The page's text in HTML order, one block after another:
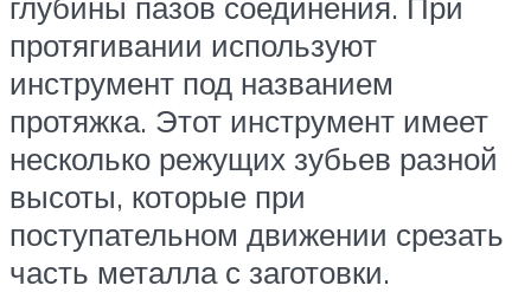
протягивании используют
инструмент под названием
протяжка. Этот инструмент имеет
несколько режущих зубьев разной
высоты, которые при
поступательном движении срезать
часть металла с заготовки.